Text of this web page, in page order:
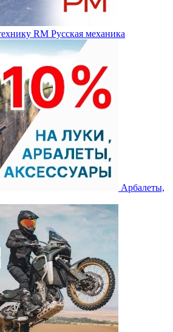
RM Русская механика
Арбалеты,